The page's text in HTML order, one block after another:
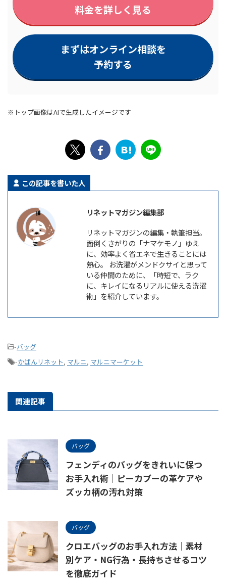
料金を詳しく見る
まずはオンライン相談を
予約する
※トップ画像はAIで生成したイメージです
この記事を書いた人
リネットマガジン編集部
リネットマガジンの編集・執筆担当。
面倒くさがりの「ナマケモノ」ゆえ
に、効率よく省エネで生きることには
熱心。 お洗濯がメンドクサイと思って
いる仲間のために、「時短で、ラク
に、キレイになるリアルに使える洗濯
術」を紹介しています。
-バッグ
-かばんリネット, マルニ, マルニマーケット
関連記事
バッグ
フェンディのバッグをきれいに保つ
お手入れ術｜ピーカブーの革ケアや
ズッカ柄の汚れ対策
バッグ
クロエバッグのお手入れ方法｜素材
別ケア・NG行為・長持ちさせるコツ
を徹底ガイド